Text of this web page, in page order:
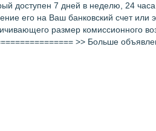
доступен 7 дней в неделю, 24
его на Ваш банковский счет
размер комиссионного
>> Больше